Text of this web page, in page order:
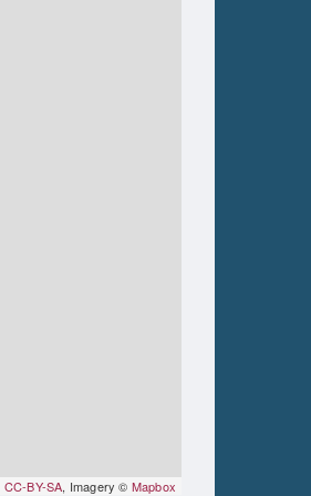
CC-BY-SA, Imagery © Mapbox